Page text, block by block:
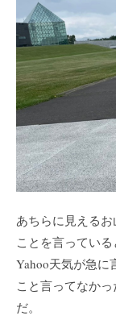
あちらに見える
ことを言ってい
Yahoo天気が急に
こと言ってなか
だ。